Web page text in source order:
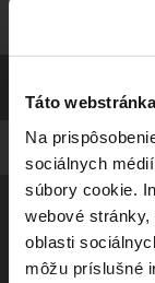
Táto
Na
sociálnych
súbory cookie.
webové
oblasti
môžu príslušné